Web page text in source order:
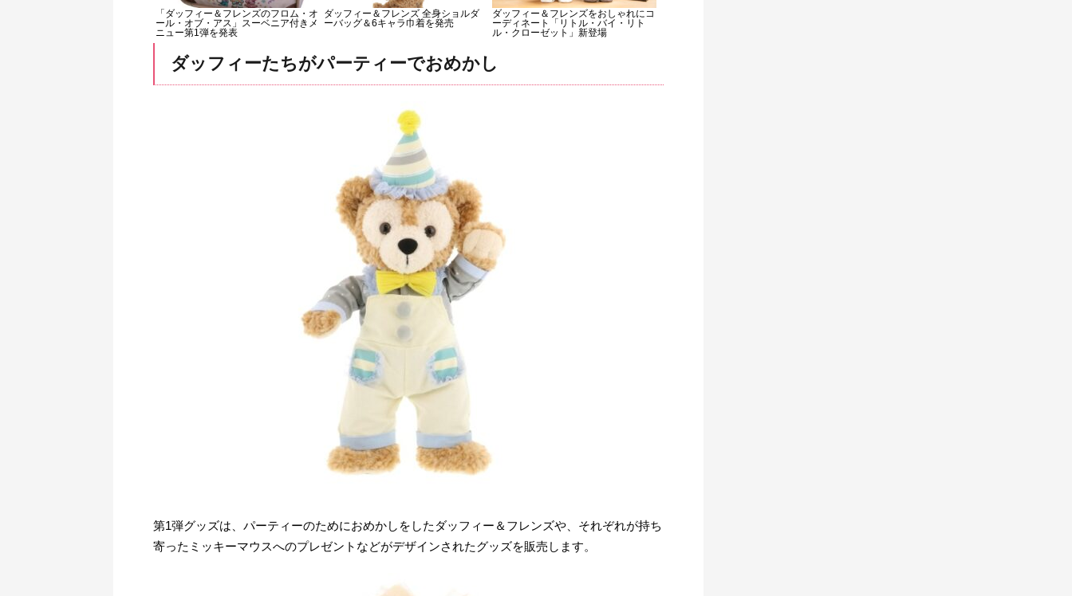
「ダッフィー＆フレンズのフロム・オ
ール・オブ・アス」スーベニア付きメ
ニュー第1弾を発表
ダッフィー＆フレンズ 全身ショルダ
ーバッグ＆6キャラ巾着を発売
ダッフィー＆フレンズをおしゃれにコ
ーディネート「リトル・バイ・リト
ル・クローゼット」新登場
ダッフィーたちがパーティーでおめかし
第1弾グッズは、パーティーのためにおめかしをしたダッフィー＆フレンズや、それぞれが持ち
寄ったミッキーマウスへのプレゼントなどがデザインされたグッズを販売します。